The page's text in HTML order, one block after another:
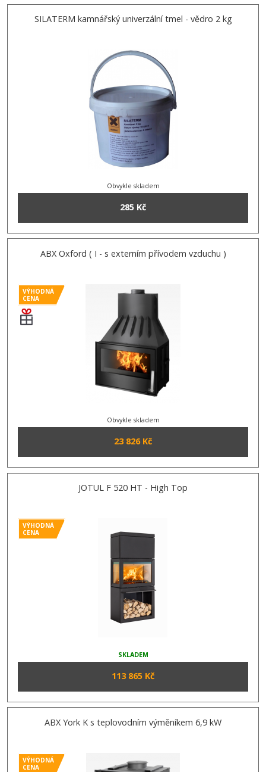
SILATERM kamnářský univerzální tmel - vědro 2 kg
Obvykle skladem
285 Kč
ABX Oxford ( I - s externím přívodem vzduchu )
VÝHODNÁ
CENA
Obvykle skladem
23 826 Kč
JOTUL F 520 HT - High Top
VÝHODNÁ
CENA
SKLADEM
113 865 Kč
ABX York K s teplovodním výměníkem 6,9 kW
VÝHODNÁ
CENA